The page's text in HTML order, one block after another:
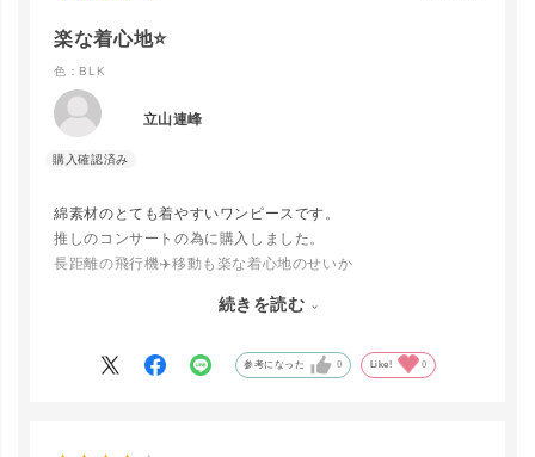
GYBL
LINEで再入荷
楽な着心地⭐
色：BLK
立山連峰
綿素材のとても着やすいワンピースです。
推しのコンサートの為に購入しました。
長距離の飛行機✈️移動も楽な着心地のせいか
との相性も抜群でした。続きを読む
参考になった 0 Like! 0